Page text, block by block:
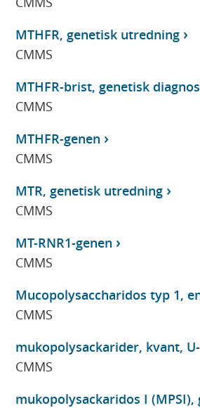
MTHFR, genetisk utredning
CMMS
MTHFR-brist, genetisk
CMMS
MTHFR-genen
CMMS
MTR, genetisk utredning
CMMS
MT-RNR1-genen
CMMS
Mucopolysaccharidos typ 1,
CMMS
mukopolysackarider, kvant, U-
CMMS
mukopolysackaridos I (MPSI),